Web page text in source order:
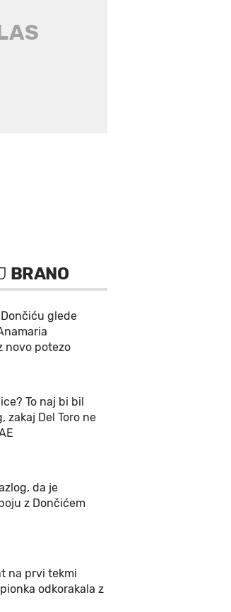
BRANO
glede
novo potezo
To naj bi bil
zakaj Del Toro ne
da je
z Dončićem
na prvi tekmi
odkorakala z